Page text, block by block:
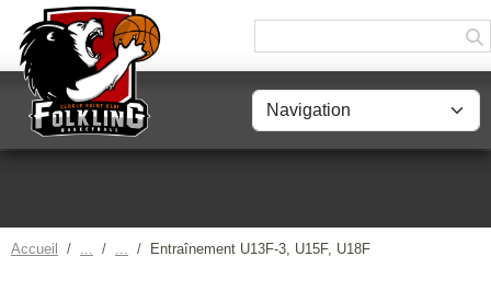
Accueil Entraînement U13F-3, U15F, U18F
Panneau de gestion des cookies